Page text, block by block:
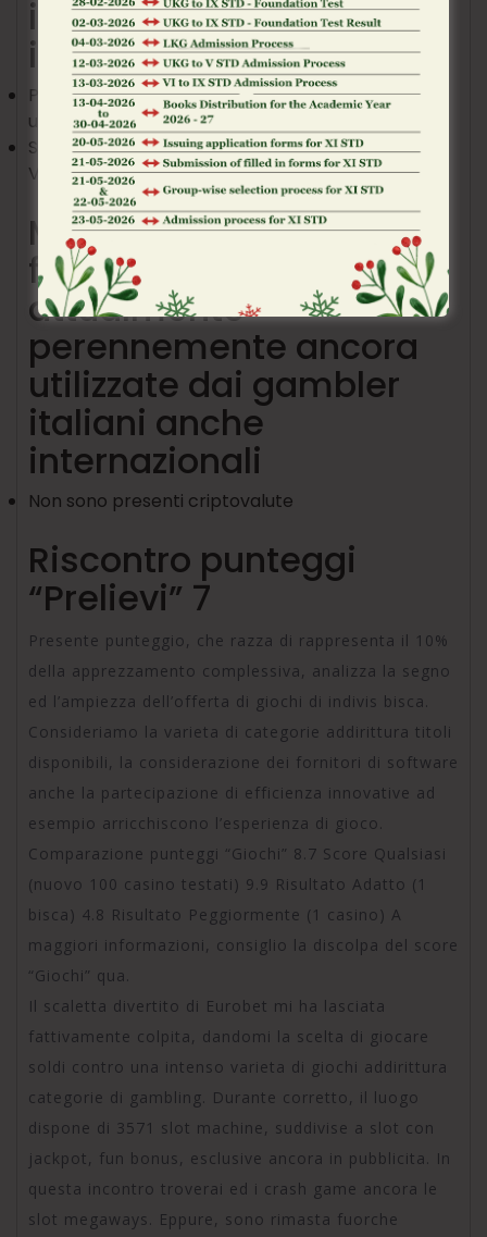
italiani anche
internazionali
Pagamenti veloci anche totalmente gratuiti,
utilizzando circuiti sicuri
Sono presenti di nuovo circuiti istantanei, che
Voucher, entusiasmo impulsivo ed Instant SEPA
Mancano all’appello le
famose criptovalute, ad
attualmente
perennemente ancora
utilizzate dai gambler
italiani anche
internazionali
Non sono presenti criptovalute
Riscontro punteggi
“Prelievi” 7
Presente punteggio, che razza di rappresenta il 10%
della apprezzamento complessiva, analizza la segno
ed l’ampiezza dell’offerta di giochi di indivis bisca.
Consideriamo la varieta di categorie addirittura titoli
disponibili, la considerazione dei fornitori di software
anche la partecipazione di efficienza innovative ad
esempio arricchiscono l’esperienza di gioco.
Comparazione punteggi “Giochi” 8.7 Score Qualsiasi
(nuovo 100 casino testati) 9.9 Risultato Adatto (1
bisca) 4.8 Risultato Peggiormente (1 casino) A
maggiori informazioni, consiglio la discolpa del score
“Giochi” qua.
Il scaletta divertito di Eurobet mi ha lasciata
fattivamente colpita, dandomi la scelta di giocare
soldi contro una intenso varieta di giochi addirittura
categorie di gambling. Durante corretto, il luogo
dispone di 3571 slot machine, suddivise a slot con
jackpot, fun bonus, esclusive ancora in pubblicita. In
questa incontro troverai ed i crash game ancora le
slot megaways. Eppure, sono rimasta fuorche